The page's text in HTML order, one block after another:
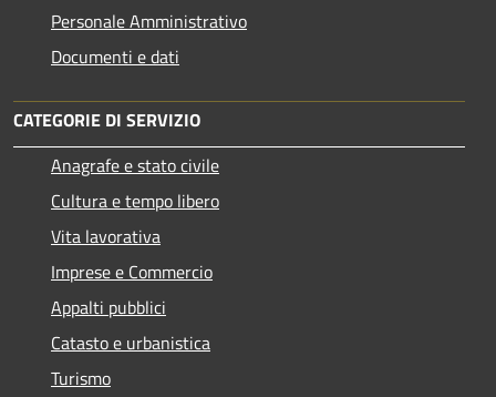
Personale Amministrativo
Documenti e dati
CATEGORIE DI SERVIZIO
Anagrafe e stato civile
Cultura e tempo libero
Vita lavorativa
Imprese e Commercio
Appalti pubblici
Catasto e urbanistica
Turismo